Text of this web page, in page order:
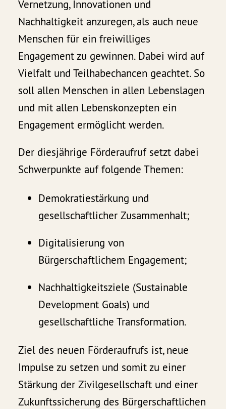
Vernetzung, Innovationen und
Nachhaltigkeit anzuregen, als auch neue
Menschen für ein freiwilliges
Engagement zu gewinnen. Dabei wird auf
Vielfalt und Teilhabechancen geachtet. So
soll allen Menschen in allen Lebenslagen
und mit allen Lebenskonzepten ein
Engagement ermöglicht werden.
Der diesjährige Förderaufruf setzt dabei
Schwerpunkte auf folgende Themen:
Demokratiestärkung und
gesellschaftlicher Zusammenhalt;
Digitalisierung von
Bürgerschaftlichem Engagement;
Nachhaltigkeitsziele (Sustainable
Development Goals) und
gesellschaftliche Transformation.
Ziel des neuen Förderaufrufs ist, neue
Impulse zu setzen und somit zu einer
Stärkung der Zivilgesellschaft und einer
Zukunftssicherung des Bürgerschaftlichen